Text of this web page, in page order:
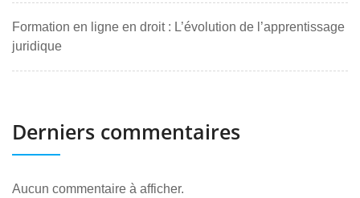
Formation en ligne en droit : L’évolution de l’apprentissage
juridique
Derniers commentaires
Aucun commentaire à afficher.